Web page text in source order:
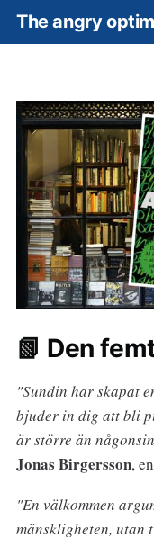
The angry
📗 Den
"Sundin har skapat
bjuder in dig att bli
är större än
Jonas Birgersson,
"En välkommen
mänskligheten, utan